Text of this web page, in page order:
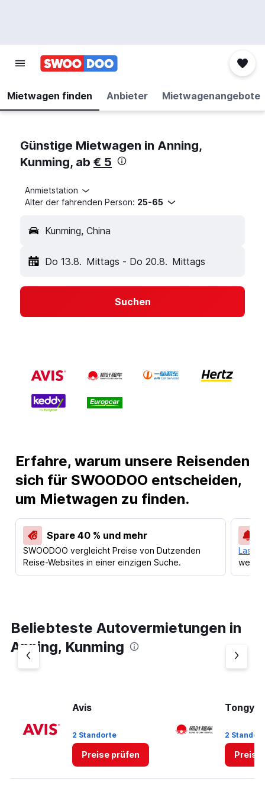
Mietwagen finden Anbieter Mietwagenangebote
Günstige Mietwagen in Anning,
Kunming, ab € 5
Anmietstation
Alter der fahrenden Person: 25-65
Kunming, China
Do 13.8. Mittags - Do 20.8. Mittags
Suchen
Erfahre, warum unsere Reisenden
sich für SWOODOO entscheiden,
um Mietwagen zu finden.
Spare 40 % und mehr
SWOODOO vergleicht Preise von Dutzenden
Reise-Websites in einer einzigen Suche.
Lass
Beliebteste Autovermietungen in
Anning, Kunming
Avis
2 Standorte
Preise prüfen
Tongye
2
Preise